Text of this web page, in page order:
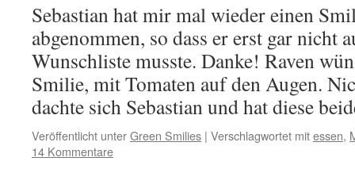
Sebastian hat mir mal wieder einen
abgenommen, so dass er erst gar nicht
Wunschliste musste. Danke! Raven
Smilie, mit Tomaten auf den Augen.
dachte sich Sebastian und hat diese
Veröffentlicht unterGreen Smilies | Verschlagwortet mitessen,
14 Kommentare